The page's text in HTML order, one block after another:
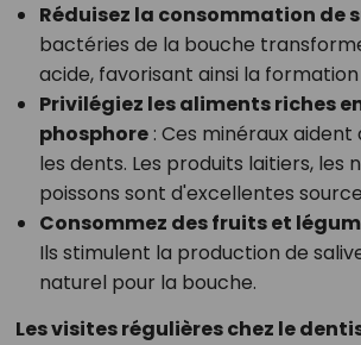
Réduisez la consommation de
bactéries de la bouche
acide, favorisant ainsi la
Privilégiez les aliments riches
phosphore: Ces minéraux aident
les dents. Les produits laitiers, les
poissons sont d'excellentes
Consommez des fruits et
Ils stimulent la production de
naturel pour la bouche.
Les visites régulières chez le